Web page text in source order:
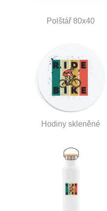
Polštář 80x40
Hodiny skleněné